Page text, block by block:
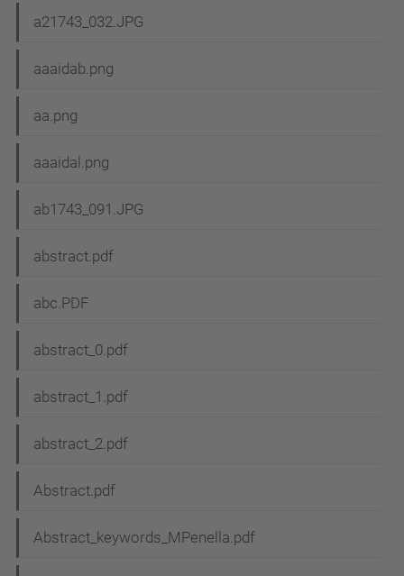
a21743_032.JPG
aaaidab.png
aa.png
aaaidal.png
ab1743_091.JPG
abstract.pdf
abc.PDF
abstract_0.pdf
abstract_1.pdf
abstract_2.pdf
Abstract.pdf
Abstract_keywords_MPenella.pdf